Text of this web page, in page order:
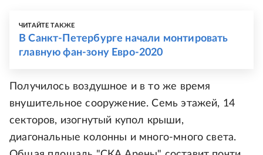
ЧИТАЙТЕ ТАКЖЕ
В Санкт-Петербурге начали монтировать
главную фан-зону Евро-2020
Получилось воздушное и в то же время
внушительное сооружение. Семь этажей, 14
секторов, изогнутый купол крыши,
диагональные колонны и много-много света.